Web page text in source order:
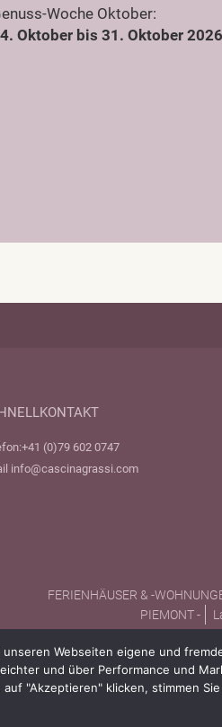
Woche Oktober:
Oktober bis 31. Oktober 2026
+41 (0)79 602 0747
info@cascinagrassi.com
FERIENHÄUSER & -
PIEMONT -
Webseiten eigene und
und über Performance und
auf "Akzeptieren" klicken, stimmen